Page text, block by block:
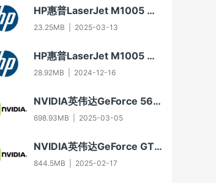
HP惠普LaserJet M1005 MFP多功能一体机即插即用驱动20070326版For Win7
23.25MB 2025-03-13
HP惠普LaserJet M1005 MFP多功能一体机驱动20060913版For Win2000/XP
28.92MB 2024-12-16
NVIDIA英伟达GeForce 566.36版本显卡驱动
698.93MB 2025-03-05
NVIDIA英伟达GeForce GTX 650显卡驱动For Win10-64
844.5MB 2025-02-17